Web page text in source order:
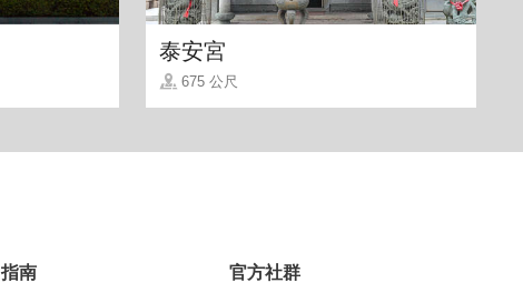
泰安宮
675 公尺
指南 官方社群